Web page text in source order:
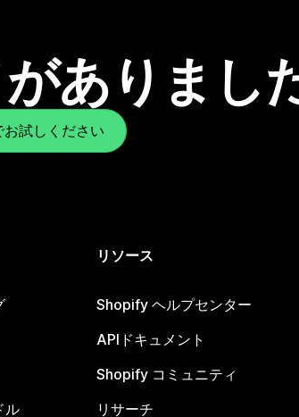
ありまし
試しください
ル
リソース
Shopify ヘルプセンター
APIドキュメント
Shopify コミュニティ
リサーチ